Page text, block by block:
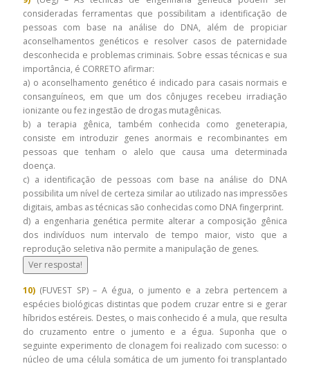
consideradas ferramentas que possibilitam a identificação de
pessoas com base na análise do DNA, além de propiciar
aconselhamentos genéticos e resolver casos de paternidade
desconhecida e problemas criminais. Sobre essas técnicas e sua
importância, é CORRETO afirmar:
a) o aconselhamento genético é indicado para casais normais e
consanguíneos, em que um dos cônjuges recebeu irradiação
ionizante ou fez ingestão de drogas mutagênicas.
b) a terapia gênica, também conhecida como geneterapia,
consiste em introduzir genes anormais e recombinantes em
pessoas que tenham o alelo que causa uma determinada
doença.
c) a identificação de pessoas com base na análise do DNA
possibilita um nível de certeza similar ao utilizado nas impressões
digitais, ambas as técnicas são conhecidas como DNA fingerprint.
d) a engenharia genética permite alterar a composição gênica
dos indivíduos num intervalo de tempo maior, visto que a
reprodução seletiva não permite a manipulação de genes.
Ver resposta!
10) (FUVEST SP) – A égua, o jumento e a zebra pertencem a
espécies biológicas distintas que podem cruzar entre si e gerar
híbridos estéreis. Destes, o mais conhecido é a mula, que resulta
do cruzamento entre o jumento e a égua. Suponha que o
seguinte experimento de clonagem foi realizado com sucesso: o
núcleo de uma célula somática de um jumento foi transplantado